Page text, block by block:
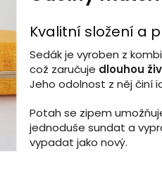
Kvalitní složení a
Sedák je vyroben z
což zaručuje dlouhou
Jeho odolnost z něj činí
Potah se zipem
jednoduše sundat a
vypadat jako nový.